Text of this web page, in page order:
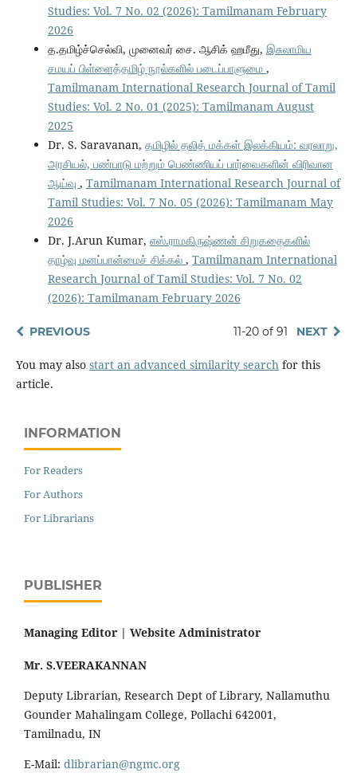
Studies: Vol. 7 No. 02 (2026): Tamilmanam February
2026
த.தமிழ்ச்செல்வி, முனைவர் சை. ஆசிக் ஹமீது, இசுலாமிய
சமயப் பிள்ளைத்தமிழ் நூல்களில் படைப்பாளுமை ,
Tamilmanam International Research Journal of Tamil
Studies: Vol. 2 No. 01 (2025): Tamilmanam August
2025
Dr. S. Saravanan, தமிழில் தலித் மக்கள் இலக்கியம்: வரலாறு,
அரசியல், பண்பாடு மற்றும் பெண்ணியப் பார்வைகளின் விரிவான
ஆய்வு , Tamilmanam International Research Journal of
Tamil Studies: Vol. 7 No. 05 (2026): Tamilmanam May
2026
Dr. J.Arun Kumar, எஸ்.ராமகிருஷ்ணன் சிறுகதைகளில்
தாழ்வு மனப்பான்மைச் சிக்கல் , Tamilmanam International
Research Journal of Tamil Studies: Vol. 7 No. 02
(2026): Tamilmanam February 2026
PREVIOUS 11-20 of 91 NEXT
You may also start an advanced similarity searchfor this
article.
INFORMATION
For Readers
For Authors
For Librarians
PUBLISHER
Managing Editor | Website Administrator
Mr. S.VEERAKANNAN
Deputy Librarian, Research Dept of Library, Nallamuthu
Gounder Mahalingam College, Pollachi 642001,
Tamilnadu, IN
E-Mail: dlibrarian@ngmc.org